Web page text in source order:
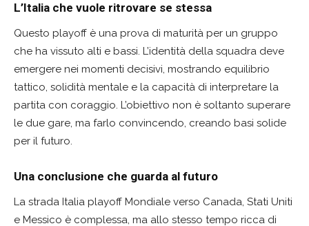
L’Italia che vuole ritrovare se stessa
Questo playoff è una prova di maturità per un gruppo
che ha vissuto alti e bassi. L’identità della squadra deve
emergere nei momenti decisivi, mostrando equilibrio
tattico, solidità mentale e la capacità di interpretare la
partita con coraggio. L’obiettivo non è soltanto superare
le due gare, ma farlo convincendo, creando basi solide
per il futuro.
Una conclusione che guarda al futuro
La strada Italia playoff Mondiale verso Canada, Stati Uniti
e Messico è complessa, ma allo stesso tempo ricca di